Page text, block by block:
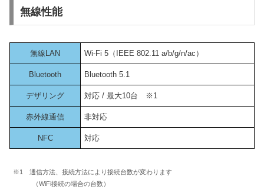
無線性能
無線LAN Wi-Fi 5（IEEE 802.11 a/b/g/n/ac）
Bluetooth Bluetooth 5.1
デザリング 対応 / 最大10台 ※1
赤外線通信 非対応
NFC 対応
※1 通信方法、接続方法により接続台数が変わります
（WiFi接続の場合の台数）